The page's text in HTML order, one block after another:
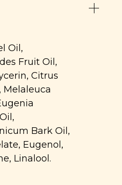
Oil,
Fruit Oil,
Citrus
Melaleuca
Bark Oil,
Eugenol,
Linalool.